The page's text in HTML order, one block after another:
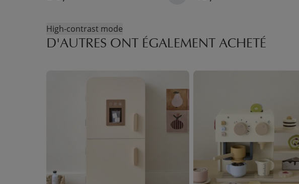
High-contrast mode
D'AUTRES ONT ÉGALEMENT ACHETÉ